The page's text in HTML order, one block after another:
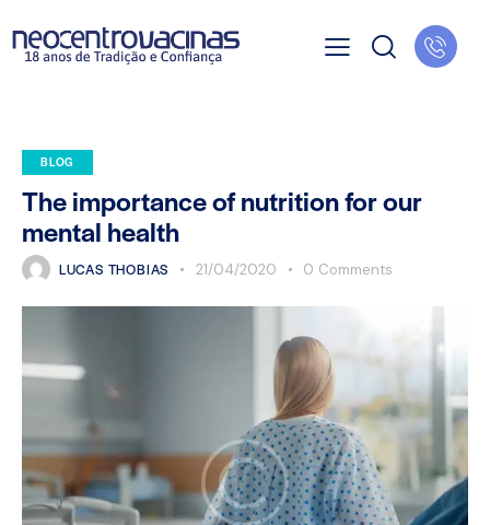
BLOG
The importance of nutrition for our
mental health
LUCAS THOBIAS 21/04/2020 0 Comments